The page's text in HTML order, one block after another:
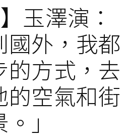
】玉澤演：
國外，我都
的方式，去
的空氣和街
」